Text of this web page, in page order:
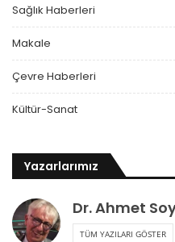
Sağlık Haberleri
Makale
Çevre Haberleri
Kültür-Sanat
Yazarlarımız
Dr. Ahmet
TÜM YAZILARI GÖSTER